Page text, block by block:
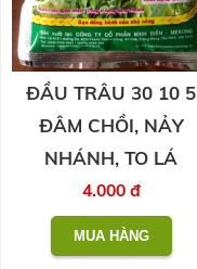
ĐẦU TRÂU 30 10 5
ĐÂM CHỒI, NẢY
NHÁNH, TO LÁ
4.000 đ